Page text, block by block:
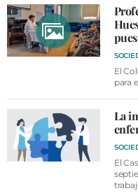
CULTURA
SOCIEDAD
GALERÍAS
VÍDEOS
CONTACTAR
FIESTAS EN EL ALTO
El
para
La
El